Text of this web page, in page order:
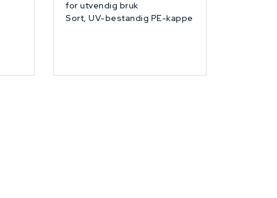
for utvendig bruk
Sort, UV-bestandig PE-kappe